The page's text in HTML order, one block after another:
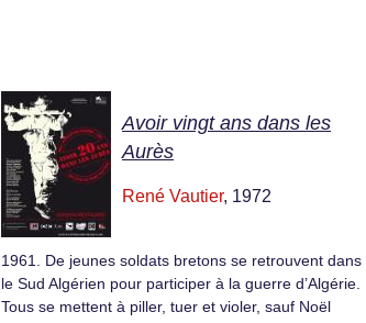
Avoir vingt ans dans les
Aurès
René Vautier, 1972
1961. De jeunes soldats bretons se retrouvent dans
le Sud Algérien pour participer à la guerre d’Algérie.
Tous se mettent à piller, tuer et violer, sauf Noël